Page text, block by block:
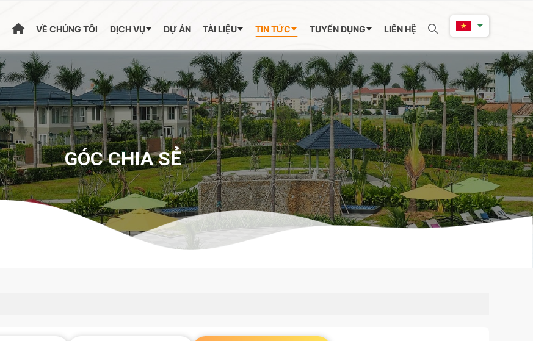
VỀ CHÚNG TÔI DỊCH VỤ DỰ ÁN TÀI LIỆU TIN TỨC TUYỂN DỤNG LIÊN HỆ
GÓC CHIA SẺ